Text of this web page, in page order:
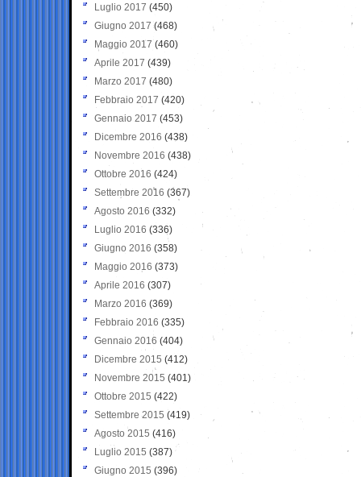
Luglio 2017 (450)
Giugno 2017 (468)
Maggio 2017 (460)
Aprile 2017 (439)
Marzo 2017 (480)
Febbraio 2017 (420)
Gennaio 2017 (453)
Dicembre 2016 (438)
Novembre 2016 (438)
Ottobre 2016 (424)
Settembre 2016 (367)
Agosto 2016 (332)
Luglio 2016 (336)
Giugno 2016 (358)
Maggio 2016 (373)
Aprile 2016 (307)
Marzo 2016 (369)
Febbraio 2016 (335)
Gennaio 2016 (404)
Dicembre 2015 (412)
Novembre 2015 (401)
Ottobre 2015 (422)
Settembre 2015 (419)
Agosto 2015 (416)
Luglio 2015 (387)
Giugno 2015 (396)